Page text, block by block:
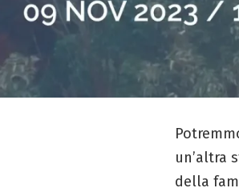
un’altra
della